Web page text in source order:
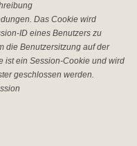
Das Cookie wird
ID eines Benutzers zu
die Benutzersitzung auf der
ist ein Session-Cookie und wird
geschlossen werden.